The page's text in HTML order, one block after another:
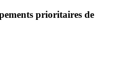
prioritaires de